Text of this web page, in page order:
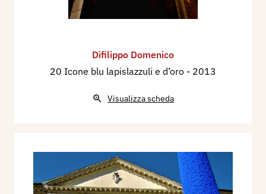
Difilippo Domenico
20 Icone blu lapislazzuli e d’oro - 2013
Visualizza scheda